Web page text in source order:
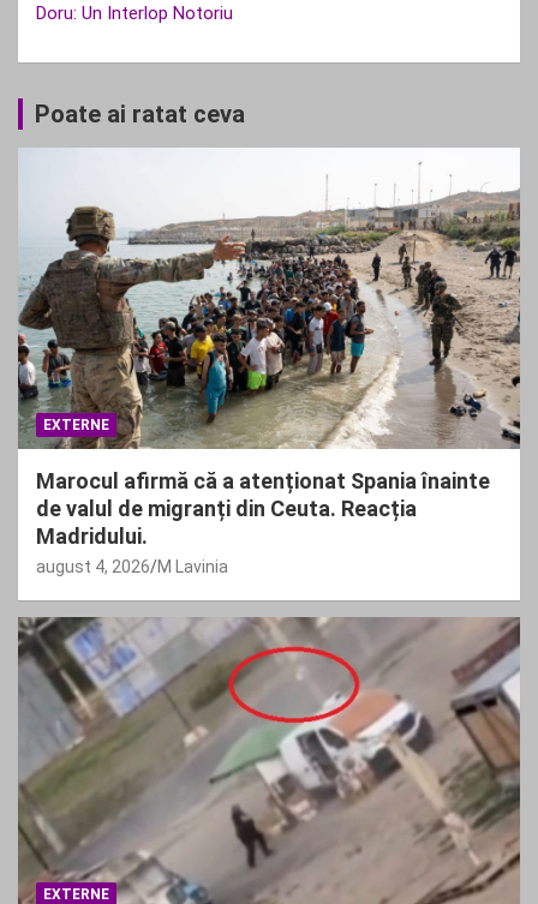
Doru: Un Interlop Notoriu
Poate ai ratat ceva
EXTERNE
Marocul afirmă că a atenționat Spania înainte
de valul de migranți din Ceuta. Reacția
Madridului.
august 4, 2026 M Lavinia
EXTERNE